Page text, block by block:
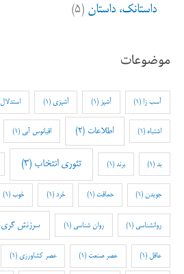
داستانک، داستان (۵)
موضوعات
آسب زا (1) آشپز (1) آشپزی (1) استدلال
اشتباه (1) اطلاعات (2) اقیانوس آبی (1)
بد(1) برند (1) تئوری انتخاب (3)
جویدن (1) حماقت (1) خرد (1) خوب(1)
روانشناسی (1) روان شناسی (1) سرزنش گری
عاقل (1) عصر صنعت (1) عصر کشاورزی (1)